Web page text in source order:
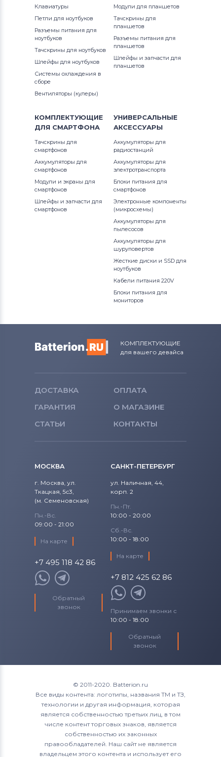
Клавиатуры
Петли для ноутбуков
Разъемы питания для
ноутбуков
Тачскрины для ноутбуков
Шлейфы для ноутбуков
Системы охлаждения в
сборе
Вентиляторы (кулеры)
Модули для планшетов
Тачскрины для
планшетов
Разъемы питания для
планшетов
Шлейфы и запчасти для
планшетов
КОМПЛЕКТУЮЩИЕ
ДЛЯ СМАРТФОНА
Тачскрины для
смартфонов
Аккумуляторы для
смартфонов
Модули и экраны для
смартфонов
Шлейфы и запчасти для
смартфонов
УНИВЕРСАЛЬНЫЕ
АКСЕССУАРЫ
Аккумуляторы для
радиостанций
Аккумуляторы для
электротранспорта
Блоки питания для
смартфонов
Электронные компоненты
(микросхемы)
Аккумуляторы для
пылесосов
Аккумуляторы для
шуруповертов
Жесткие диски и SSD для
ноутбуков
Кабели питания 220V
Блоки питания для
мониторов
КОМПЛЕКТУЮЩИЕ
для вашего девайса
ДОСТАВКА
ОПЛАТА
ГАРАНТИЯ
О МАГАЗИНЕ
СТАТЬИ
КОНТАКТЫ
МОСКВА
г. Москва, ул.
Ткацкая, 5с3,
(м. Семеновская)
Пн.-Вс.
09:00 - 21:00
На карте
+7 495 118 42 86
Обратный
звонок
САНКТ-ПЕТЕРБУРГ
ул. Наличная, 44,
корп. 2
Пн.-Пт.
10:00 - 20:00
Сб.-Вс.
10:00 - 18:00
На карте
+7 812 425 62 86
Принимаем звонки с
10:00 - 18:00
Обратный
звонок
© 2011-2020. Batterion.ru
Все виды контента: логотипы, названия ТМ и ТЗ,
технологии и другая информация, которая
является собственностью третьих лиц, в том
числе контент торговых знаков, является
собственностью их законных
правообладателей. Наш сайт не является
владельцем этого контента и использует его